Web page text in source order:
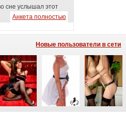
сне услышал этот
Анкета полностью
Новые пользователи в сети